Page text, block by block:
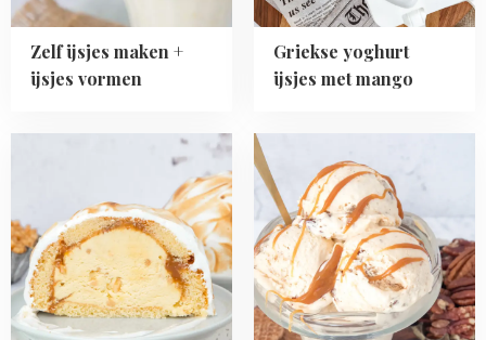
Zelf ijsjes maken +
ijsjes vormen
Griekse yoghurt
ijsjes met mango
Mini
baked
alaska
met
karamel
Read
more
about
Karamel
roomijs
met
stroopwafel
en